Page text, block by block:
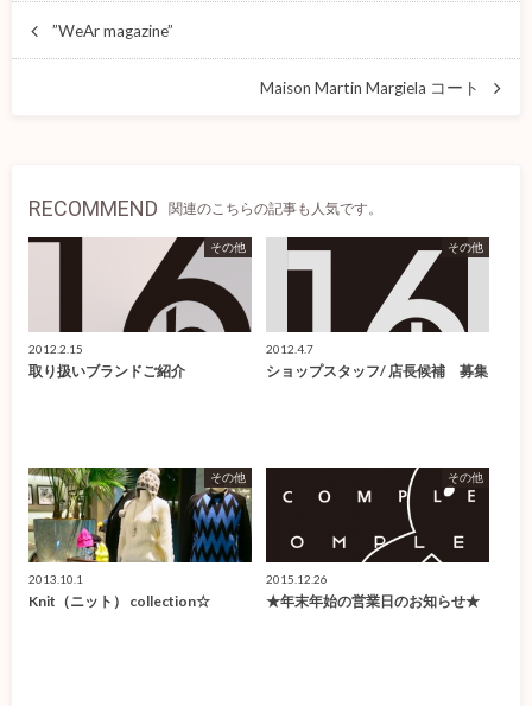
”WeAr magazine”
Maison Martin Margiela コート
RECOMMEND 関連のこちらの記事も人気です。
その他
2012.2.15
取り扱いブランドご紹介
その他
2012.4.7
ショップスタッフ/ 店長候補 募集
その他
2013.10.1
Knit（ニット） collection☆
その他
2015.12.26
★年末年始の営業日のお知らせ★